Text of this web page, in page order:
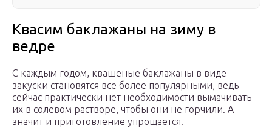
Квасим баклажаны на зиму в
ведре
С каждым годом, квашеные баклажаны в виде
закуски становятся все более популярными, ведь
сейчас практически нет необходимости вымачивать
их в солевом растворе, чтобы они не горчили. А
значит и приготовление упрощается.